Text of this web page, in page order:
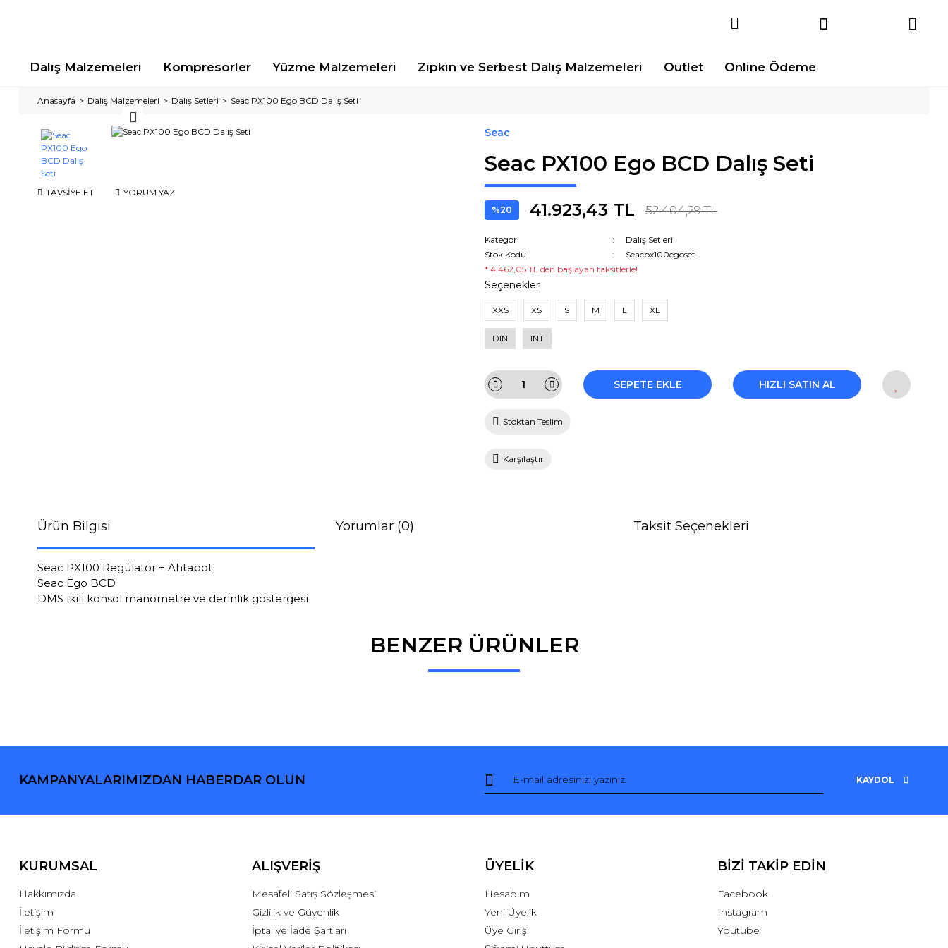
Dalış Malzemeleri Kompresorler Yüzme Malzemeleri Zıpkın ve Serbest Dalış Malzemeleri Outlet Online Ödeme
Anasayfa Dalış Malzemeleri Dalış Setleri Seac PX100 Ego BCD Dalış Seti
TAVSİYE ET YORUM YAZ
Seac
Seac PX100 Ego BCD Dalış Seti
%20 41.923,43 TL 52.404,29 TL
Kategori
Dalış Setleri
Stok Kodu
Seacpx100egoset
* 4.462,05 TL den başlayan taksitlerle!
Seçenekler
XXS XS S M L XL
DIN INT
SEPETE EKLE HIZLI SATIN AL
Stoktan Teslim
Karşılaştır
Ürün Bilgisi Yorumlar (0) Taksit Seçenekleri
Seac PX100 Regülatör + Ahtapot
Seac Ego BCD
DMS ikili konsol manometre ve derinlik göstergesi
BENZER ÜRÜNLER
KAMPANYALARIMIZDAN HABERDAR OLUN KAYDOL
KURUMSAL
Hakkımızda
İletişim
İletişim Formu
ALIŞVERİŞ
Mesafeli Satış Sözleşmesi
Gizlilik ve Güvenlik
İptal ve İade Şartları
ÜYELİK
Hesabım
Yeni Üyelik
Üye Girişi
BİZİ TAKİP EDİN
Facebook
Instagram
Youtube